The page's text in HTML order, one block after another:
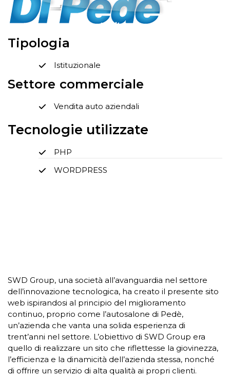
Tipologia
Istituzionale
Settore commerciale
Vendita auto aziendali
Tecnologie utilizzate
PHP
WORDPRESS
SWD Group, una società all’avanguardia nel settore
dell’innovazione tecnologica, ha creato il presente sito
web ispirandosi al principio del miglioramento
continuo, proprio come l’autosalone di Pedè,
un’azienda che vanta una solida esperienza di
trent’anni nel settore. L’obiettivo di SWD Group era
quello di realizzare un sito che riflettesse la giovinezza,
l’efficienza e la dinamicità dell’azienda stessa, nonché
di offrire un servizio di alta qualità ai propri clienti.